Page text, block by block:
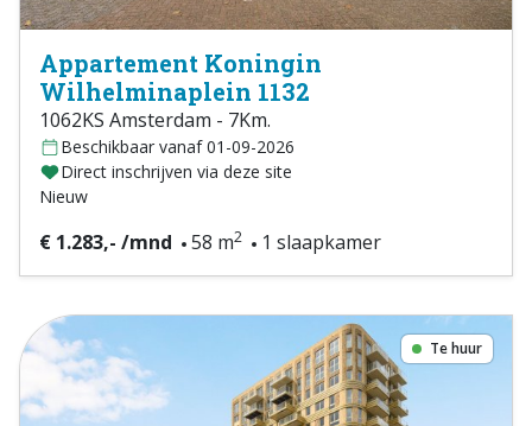
Appartement Koningin
Wilhelminaplein 1132
1062KS Amsterdam - 7Km.
Beschikbaar vanaf 01-09-2026
Direct inschrijven via deze site
Nieuw
€ 1.283,- /mnd 58 m2 1 slaapkamer
Te huur